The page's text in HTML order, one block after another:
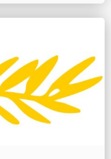
ежегодно,
примерно
город с богатой
ест...